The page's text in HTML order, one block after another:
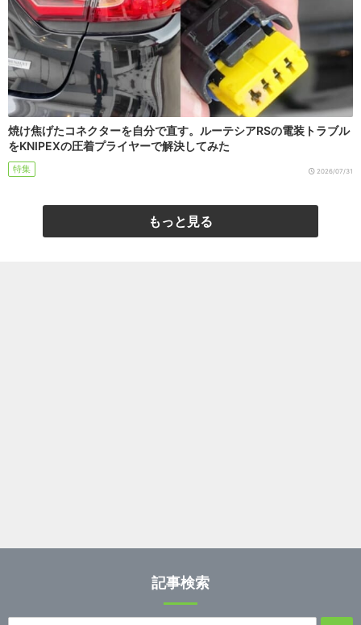
焼け焦げたコネクターを自分で直す。ルーテシアRSの電装トラブル
をKNIPEXの圧着プライヤーで解決してみた
特集 2026/07/31
もっと見る
記事検索